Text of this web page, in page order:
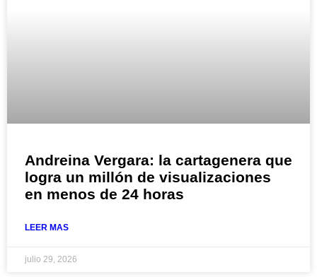
Andreina Vergara: la cartagenera que
logra un millón de visualizaciones
en menos de 24 horas
LEER MAS
julio 29, 2026